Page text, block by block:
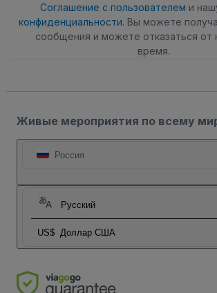
Соглашение с пользователем и
конфиденциальности. Вы можете
сообщения и можете отказаться от
время.
Живые мероприятия по всему
Россия
Русский
US$ Доллар США